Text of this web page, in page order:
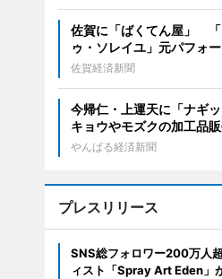
佐賀に「ばくてん屋」 「
ゥ・ソレイユ」元パフォ
佐賀経済新聞
今帰仁・上運天に「ナギ
キョウやモズクの加工品
やんばる経済新聞
プレスリリース
SNS総フォロワー200万人
ィスト「Spray Art Eden」